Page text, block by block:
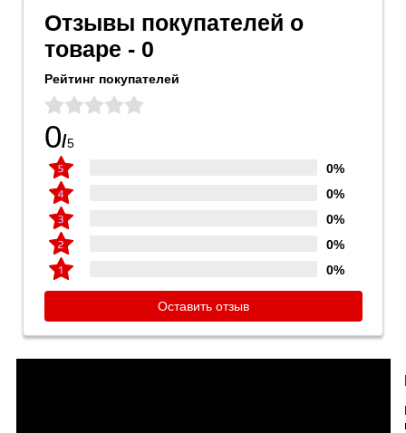
Отзывы покупателей о
товаре - 0
Рейтинг покупателей
0/5
0%
0%
0%
0%
0%
Оставить отзыв